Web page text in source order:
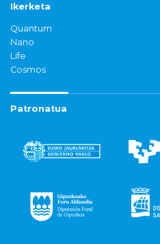
Ikerketa
Quantum
Nano
Life
Cosmos
Patronatua